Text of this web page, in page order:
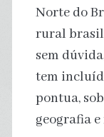
Norte do
rural
sem
tem
pontua,
geografia